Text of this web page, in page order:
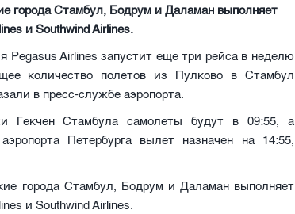
города Стамбул, Бодрум и Даламан выполняет
и Southwind Airlines.
Pegasus Airlines запустит еще три рейса в неделю
количество полетов из Пулково в Стамбул
в пресс-службе аэропорта.
Гекчен Стамбула самолеты будут в 09:55, а
Петербурга вылет назначен на 14:55,
города Стамбул, Бодрум и Даламан выполняет
и Southwind Airlines.